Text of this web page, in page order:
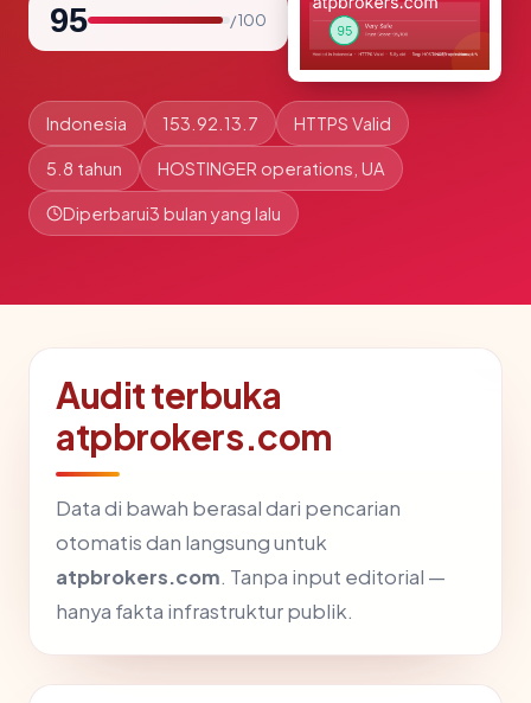
95 / 100
Indonesia 153.92.13.7 HTTPS Valid
5.8 tahun HOSTINGER operations, UA
Diperbarui3 bulan yang lalu
Audit terbuka
atpbrokers.com
Data di bawah berasal dari pencarian
otomatis dan langsung untuk
atpbrokers.com. Tanpa input editorial —
hanya fakta infrastruktur publik.